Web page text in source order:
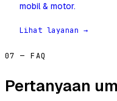
mobil & motor.
Lihat layanan →
07 — FAQ
Pertanyaan